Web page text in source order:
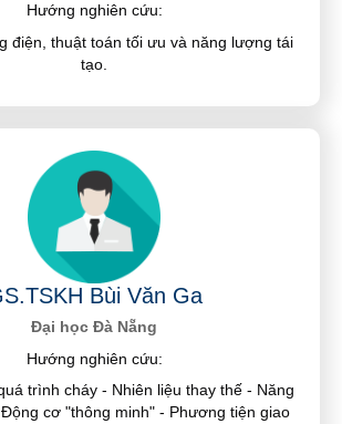
Hướng nghiên cứu:
điện, thuật toán tối ưu và năng lượng tái
tạo.
Bùi Văn Ga
Đại học Đà Nẵng
Hướng nghiên cứu:
trình cháy - Nhiên liệu thay thế - Năng
cơ "thông minh" - Phương tiện giao